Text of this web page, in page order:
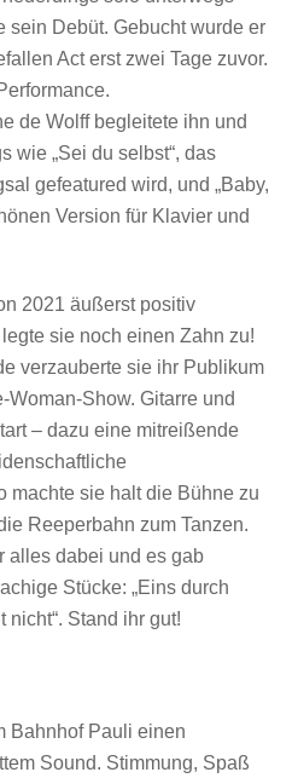
sein Debüt. Gebucht wurde er
Act erst zwei Tage zuvor.
de Wolff begleitete ihn und
wie „Sei du selbst“, das
gefeatured wird, und „Baby,
Version für Klavier und
2021 äußerst positiv
sie noch einen Zahn zu!
verzauberte sie ihr Publikum
Woman-Show. Gitarre und
– dazu eine mitreißende
machte sie halt die Bühne zu
Reeperbahn zum Tanzen.
alles dabei und es gab
Stücke: „Eins durch
nicht“. Stand ihr gut!
Bahnhof Pauli einen
Sound. Stimmung, Spaß